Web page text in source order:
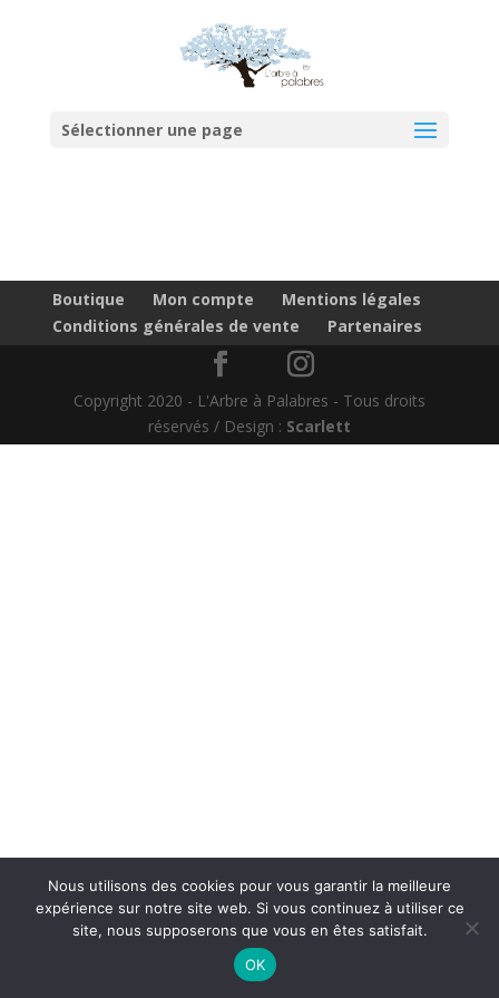
Sélectionner une page
Boutique Mon compte
Mentions légales
Conditions générales de vente
Partenaires
Copyright 2020 - L'Arbre à Palabres - Tous droits
réservés / Design : Scarlett
Nous utilisons des cookies pour vous garantir la meilleure
expérience sur notre site web. Si vous continuez à utiliser ce
site, nous supposerons que vous en êtes satisfait.
OK